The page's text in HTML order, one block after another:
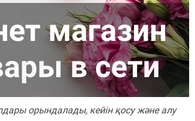
орындалады, кейін қосу және алу